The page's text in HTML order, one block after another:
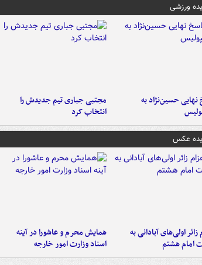
ورزشی
نهایی حسین‌نژاد به
مجتبی جباری تیم جدیدش را
انتخاب کرد
عکس
زائر اولی‌های آبادانی به
امام هشتم
همایش محرم و عاشورا در آینه
اسناد وزارت امور خارجه